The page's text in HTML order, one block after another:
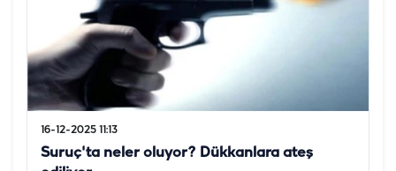
16-12-2025 11:13
Suruç'ta neler oluyor? Dükkanlara ateş